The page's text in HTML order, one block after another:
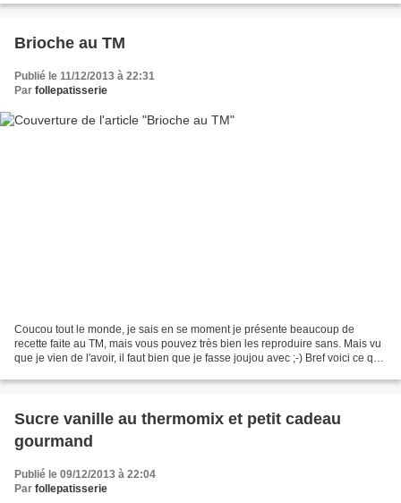
Brioche au TM
Publié le 11/12/2013 à 22:31
Par follepatisserie
Coucou tout le monde, je sais en se moment je présente beaucoup de
recette faite au TM, mais vous pouvez très bien les reproduire sans. Mais vu
que je vien de l'avoir, il faut bien que je fasse joujou avec ;-) Bref voici ce qu'il
Sucre vanille au thermomix et petit cadeau
gourmand
Publié le 09/12/2013 à 22:04
Par follepatisserie